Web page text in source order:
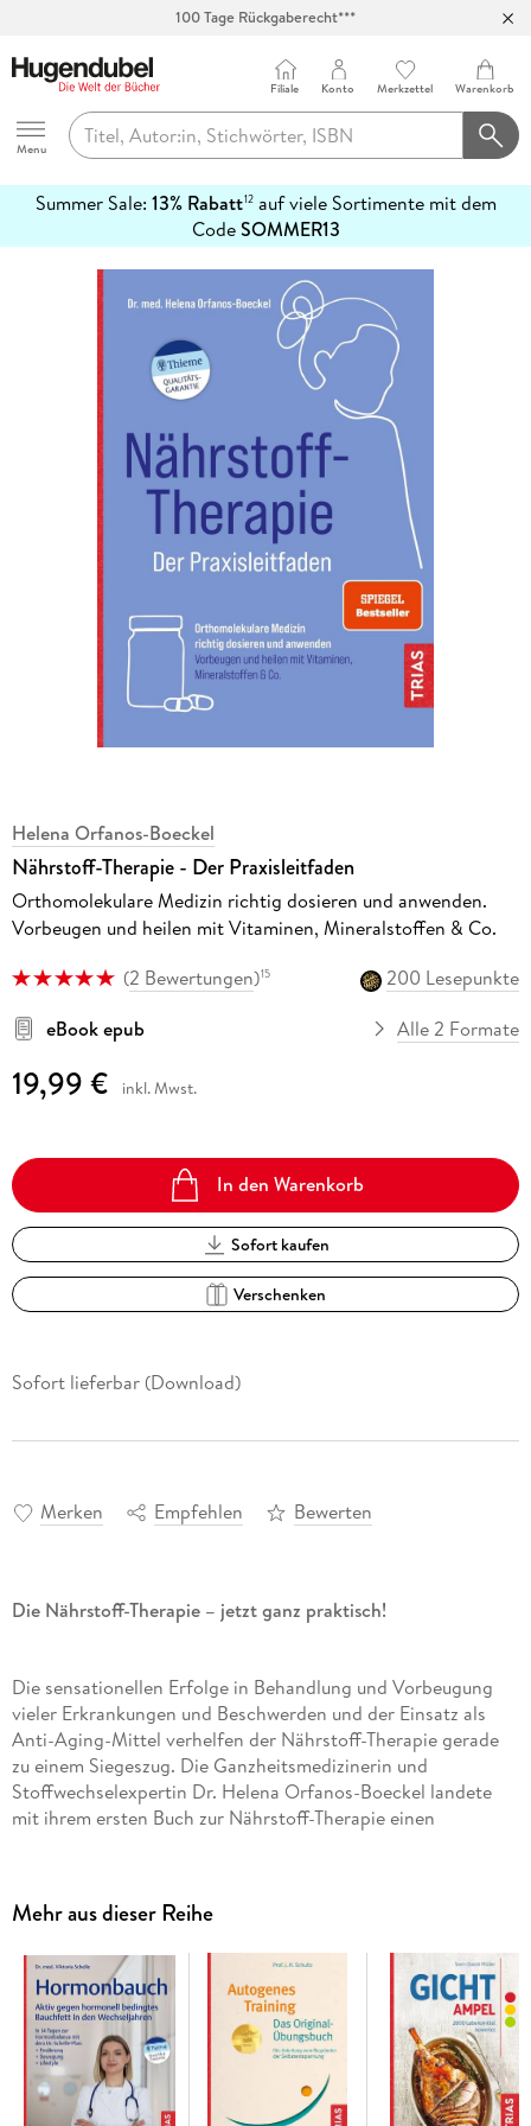
100 Tage Rückgaberecht***
Hugendubel
Menu
Filiale Konto Merkzettel Warenkorb
Summer Sale: 13% Rabatt12auf viele Sortimente mit dem
CodeSOMMER13
erfahren
Helena Orfanos-Boeckel
Nährstoff-Therapie - Der Praxisleitfaden
Orthomolekulare Medizin richtig dosieren und anwenden.
Vorbeugen und heilen mit Vitaminen, Mineralstoffen & Co.
(2 Bewertungen)15
200 Lesepunkte
eBook epub
Alle 2 Formate
19,99 € inkl. Mwst.
In den Warenkorb
Sofort kaufen
Verschenken
Sofort lieferbar (Download)
Merken Empfehlen Bewerten
Die Nährstoff-Therapie – jetzt ganz praktisch!
Die sensationellen Erfolge in Behandlung und Vorbeugung
vieler Erkrankungen und Beschwerden und der Einsatz als
Anti-Aging-Mittel verhelfen der Nährstoff-Therapie gerade
zu einem Siegeszug. Die Ganzheitsmedizinerin und
Stoffwechselexpertin Dr. Helena Orfanos-Boeckel landete
mit ihrem ersten Buch zur Nährstoff-Therapie einen
Mehr Sicherheit und Klarheit in der Anwendung
Grundwissen & Regeln:
Wie fängt man an? Wovon ist der
Mehr aus dieser Reihe